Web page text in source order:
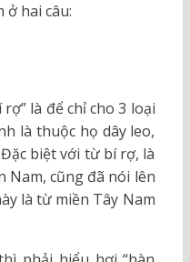
ở hai câu:
là để chỉ cho 3 loại
là thuộc họ dây leo,
biệt với từ bí rợ, là
Nam, cũng đã nói lên
là từ miền Tây Nam